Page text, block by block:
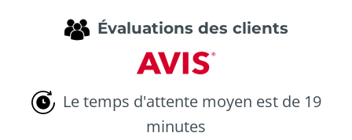
Évaluations des clients
Le temps d'attente moyen est de 19
minutes